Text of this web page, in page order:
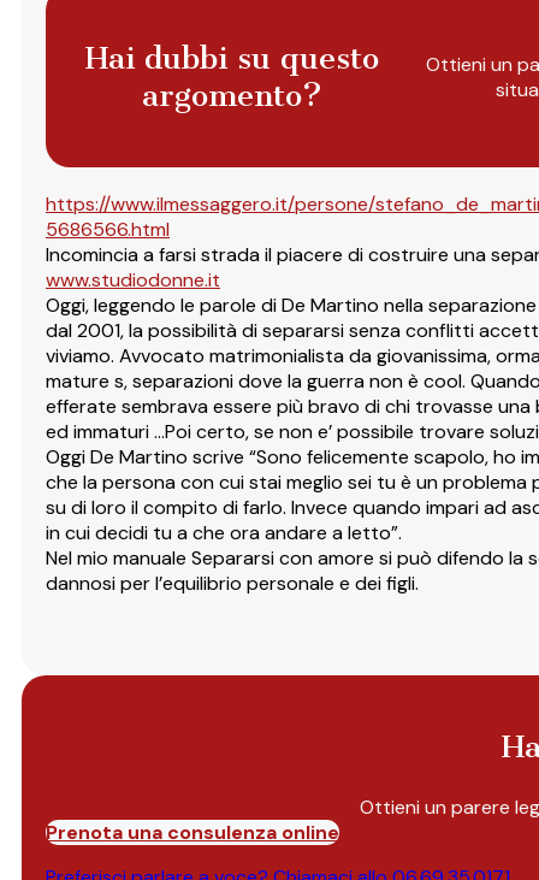
Hai dubbi su questo
argomento?
Ottieni un
https://www.ilmessaggero.it/persone/
5686566.html
Incomincia a farsi strada il piacere di costruire una
www.studiodonne.it
Oggi, leggendo le parole di De Martino nella
dal 2001, la possibilità di separarsi senza conflitti
viviamo. Avvocato matrimonialista da giovanissima,
mature s, separazioni dove la guerra non è cool.
efferate sembrava essere più bravo di chi trovasse
ed immaturi …Poi certo, se non e’ possibile trovare
Oggi De Martino scrive “Sono felicemente scapolo, ho
che la persona con cui stai meglio sei tu è un
su di loro il compito di farlo. Invece quando impari ad
in cui decidi tu a che ora andare a letto”.
Nel mio manuale Separarsi con amore si può difendo
dannosi per l’equilibrio personale e dei figli.
Ottieni un parere
Prenota una consulenza online